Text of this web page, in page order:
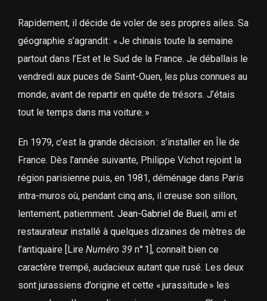
Rapidement, il décide de voler de ses propres ailes. Sa
géographie s’agrandit : « Je chinais toute la semaine
partout dans l’Est et le Sud de la France. Je déballais le
vendredi aux puces de Saint-Ouen, les plus connues au
monde, avant de repartir en quête de trésors. J’étais
tout le temps dans ma voiture. »
En 1979, c’est la grande décision : s’installer en Île de
France. Dès l’année suivante, Philippe Vichot rejoint la
région parisienne puis, en 1981, déménage dans Paris
intra-muros où, pendant cinq ans, il creuse son sillon,
lentement, patiemment. Jean-Gabriel de Bueil , ami et
restaurateur installé à quelques dizaines de mètres de
l’antiquaire [Lire Numéro 39 n° 1], connaît bien ce
caractère trempé, audacieux autant que rusé. Les deux
sont jurassiens d’origine et cette « jurassitude » les